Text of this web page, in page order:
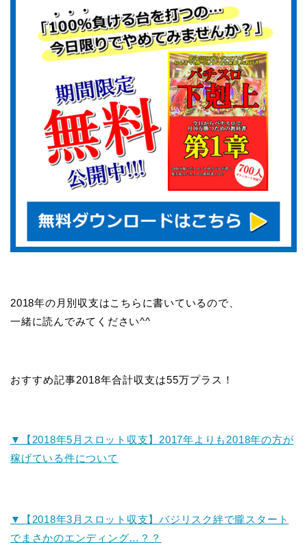
2018年の月別収支はこちらに書いているので、
一緒に読んでみてください^^
おすすめ記事2018年合計収支は55万プラス！
▼【2018年5月スロット収支】2017年よりも2018年の方が
稼げている件について
▼【2018年3月スロット収支】バジリスク絆で朧スタート
でまさかのエンディング…？？